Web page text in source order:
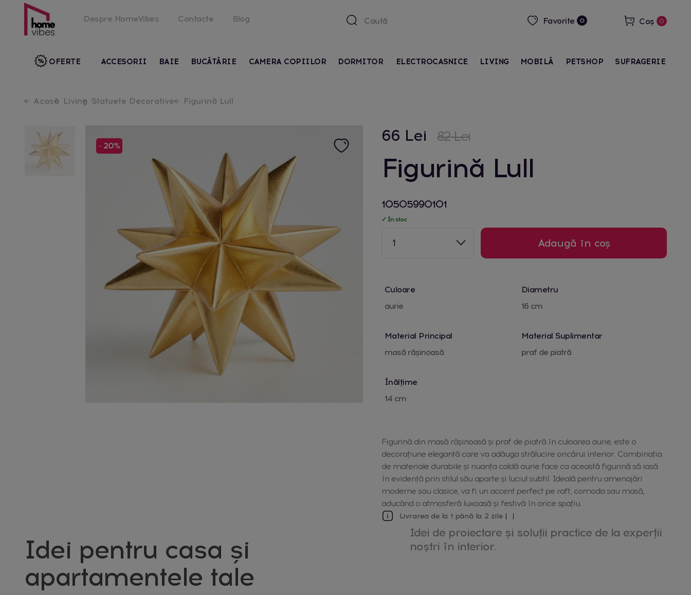
Despre HomeVibes Contacte Blog Favorite 0 Coș 0
ACCESORII BAIE BUCĂTĂRIE CAMERA COPIILOR DORMITOR ELECTROCASNICE LIVING MOBILĂ
OFERTE PETSHOP SUFRAGERIE
Acasă Living Statuete Decorative Figurină Lull
- 20%
66 Lei 82 Lei
Figurină Lull
10505990101
✓ În stoc
1 Adaugă în coș
Culoare
aurie
Diametru
16 cm
Material Principal
masă rășinoasă
Material Suplimentar
praf de piatră
Înălțime
14 cm
Figurină din masă rășinoasă și praf de piatră în culoarea aurie, este o
decorațiune elegantă care va adăuga strălucire oricărui interior. Combinația
de materiale durabile și nuanța caldă aurie face ca această figurină să iasă
în evidență prin stilul său aparte și luciul subtil. Ideală pentru amenajări
moderne sau clasice, va fi un accent perfect pe raft, comoda sau masă,
aducând o atmosferă luxoasă și festivă în orice spațiu.
Livrarea de la 1 până la 2 zile
Idei pentru casa și
apartamentele tale
Idei de proiectare și soluții practice de la experții
noștri în interior.